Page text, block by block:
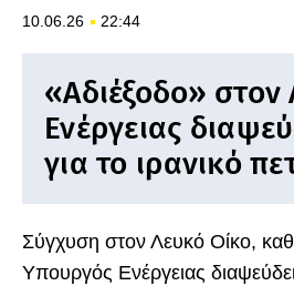
10.06.26
22:44
«Αδιέξοδο»
Ενέργειας
για το ιρανικό
Σύγχυση στον Λευκό Οίκο,
Υπουργός Ενέργειας